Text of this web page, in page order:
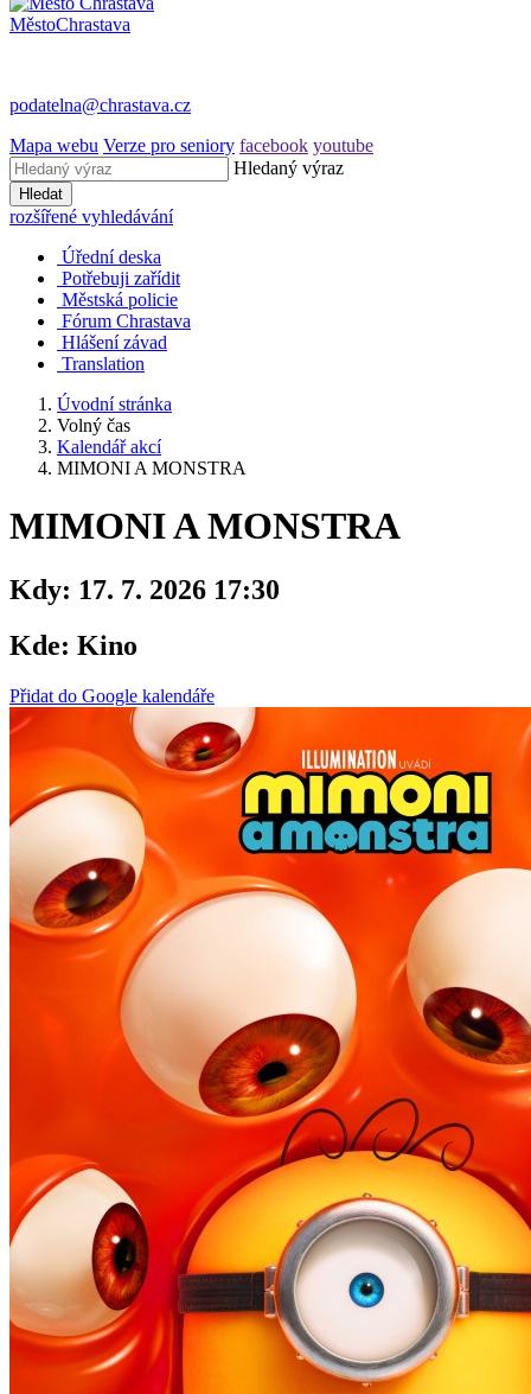
MěstoChrastava
podatelna@chrastava.cz
Mapa webu Verze pro seniory facebook youtube
Hledaný výraz
Hledat
rozšířené vyhledávání
Úřední deska
Potřebuji zařídit
Městská policie
Fórum Chrastava
Hlášení závad
Translation
Úvodní stránka
Volný čas
Kalendář akcí
MIMONI A MONSTRA
MIMONI A MONSTRA
Kdy: 17. 7. 2026 17:30
Kde: Kino
Přidat do Google kalendáře